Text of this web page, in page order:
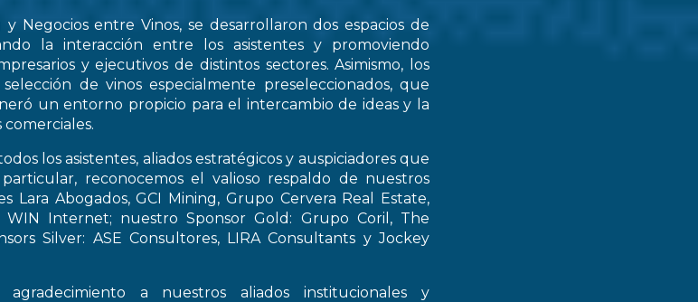
Negocios entre Vinos, se desarrollaron dos espacios de
la interacción entre los asistentes y promoviendo
y ejecutivos de distintos sectores. Asimismo, los
de vinos especialmente preseleccionados, que
un entorno propicio para el intercambio de ideas y la
los asistentes, aliados estratégicos y auspiciadores que
reconocemos el valioso respaldo de nuestros
Lara Abogados, GCI Mining, Grupo Cervera Real Estate,
Internet; nuestro Sponsor Gold: Grupo Coril, The
Silver: ASE Consultores, LIRA Consultants y Jockey
agradecimiento a nuestros aliados institucionales y